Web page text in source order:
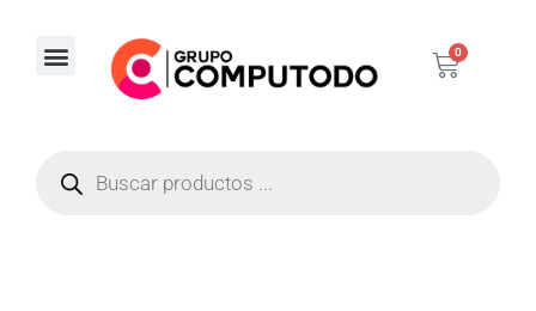
contenido
0
Carrito
productos